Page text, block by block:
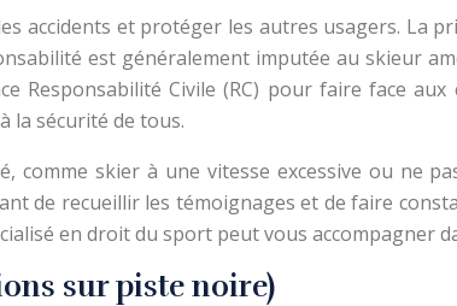
accidents et protéger les autres usagers. La
est généralement imputée au skieur
Civile (RC) pour faire face aux
la sécurité de tous.
comme skier à une vitesse excessive ou ne
de recueillir les témoignages et de faire
en droit du sport peut vous accompagner
sur piste noire)